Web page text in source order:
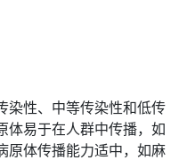
染性、中等传染性和低传
体易于在人群中传播，如
原体传播能力适中，如麻